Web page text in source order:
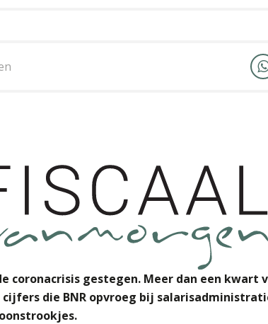
coronacrisis gestegen. Meer dan een kwart
die BNR opvroeg bij